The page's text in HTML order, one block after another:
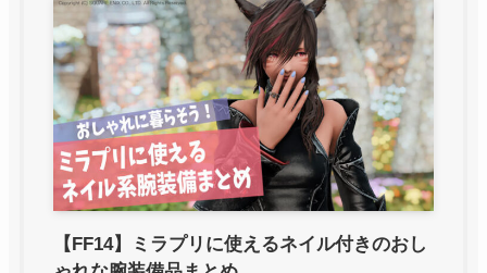
【FF14】ミラプリに使えるネイル付きのおし